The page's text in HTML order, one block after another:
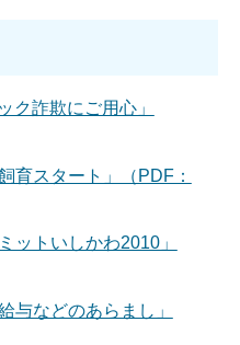
詐欺にご用心」
育スタート」（PDF：
ットいしかわ2010」
与などのあらまし」